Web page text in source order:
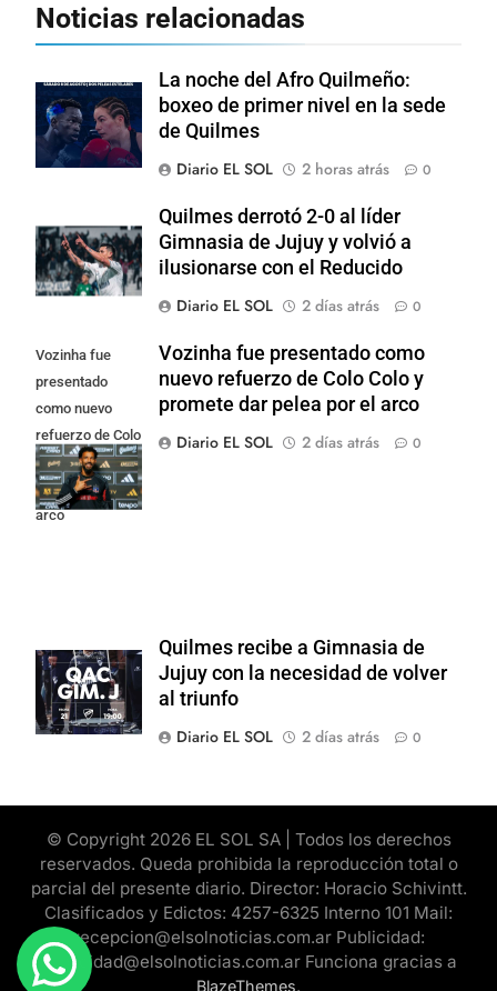
Noticias relacionadas
La noche del Afro Quilmeño:
boxeo de primer nivel en la sede
de Quilmes
Diario EL SOL
2 horas atrás 0
Quilmes derrotó 2-0 al líder
Gimnasia de Jujuy y volvió a
ilusionarse con el Reducido
Diario EL SOL
2 días atrás 0
Vozinha fue
presentado
como nuevo
refuerzo de Colo
Colo y promete
dar pelea por el
arco
Vozinha fue presentado como
nuevo refuerzo de Colo Colo y
promete dar pelea por el arco
Diario EL SOL
2 días atrás 0
Quilmes recibe a Gimnasia de
Jujuy con la necesidad de volver
al triunfo
Diario EL SOL
2 días atrás 0
© Copyright 2026 EL SOL SA | Todos los derechos
reservados. Queda prohibida la reproducción total o
parcial del presente diario. Director: Horacio Schivintt.
Clasificados y Edictos: 4257-6325 Interno 101 Mail:
recepcion@elsolnoticias.com.ar Publicidad:
publicidad@elsolnoticias.com.ar Funciona gracias a
BlazeThemes.